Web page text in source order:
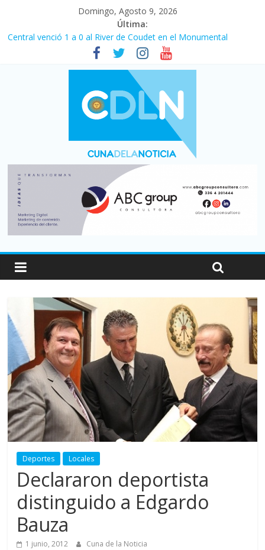
Domingo, Agosto 9, 2026
Última:
Central venció 1 a 0 al River de Coudet en el Monumental
La morosidad alcanzó su nivel más alto en dos décadas y ya
afecta a 400 mil deudores en Santa Fe
Desde que asumió Milei cerraron 41.000 kioscos: el sector
denuncia crisis como en 2001
Vacaciones de invierno con más movimiento y consumo
turístico: 4,6 millones de personas viajaron por el país, un 5,9%
Fuerte caída de la venta de autos usados en julio: bajó un 12,6%
Deportes Locales
Declararon deportista
distinguido a Edgardo
Bauza
1 junio, 2012 Cuna de la Noticia